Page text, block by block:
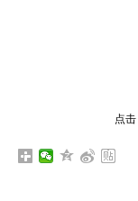
点击